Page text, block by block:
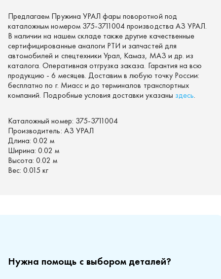
Предлагаем Пружина УРАЛ фары поворотной под
каталожным номером 375-3711004 производства АЗ УРАЛ.
В наличии на нашем складе также другие качественные
сертифицированные аналоги РТИ и запчастей для
автомобилей и спецтехники Урал, Камаз, МАЗ и др. из
каталога. Оперативная отгрузка заказа. Гарантия на всю
продукцию - 6 месяцев. Доставим в любую точку России:
бесплатно по г. Миасс и до терминалов транспортных
компаний. Подробные условия доставки указаны здесь.
Каталожный номер: 375-3711004
Производитель: АЗ УРАЛ
Длина: 0.02 м
Ширина: 0.02 м
Высота: 0.02 м
Вес: 0.015 кг
Нужна помощь с выбором деталей?